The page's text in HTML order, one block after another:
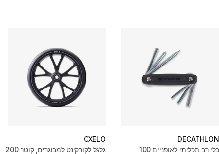
DECATHLON
כלי רב תכליתי לאופניים 100
OXELO
גלגל לקורקינט למבוגרים, קוטר 200